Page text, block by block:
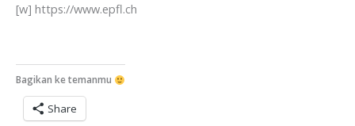
[w] https://www.epfl.ch
Bagikan ke temanmu
Share
dapat info terkini seputar beasiswa dalam dan